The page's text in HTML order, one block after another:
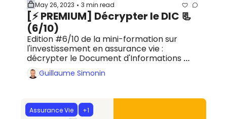
May 26, 2023 • 3 min read
[⚡️ PREMIUM] Décrypter le DIC 📃
(6/10)
Edition #6/10 de la mini-formation sur
l'investissement en assurance vie :
décrypter le Document d'Informations
ClèsGuillaume Simonin
Assurance Vie +1